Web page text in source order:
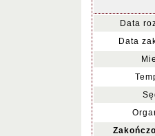
Data
Data